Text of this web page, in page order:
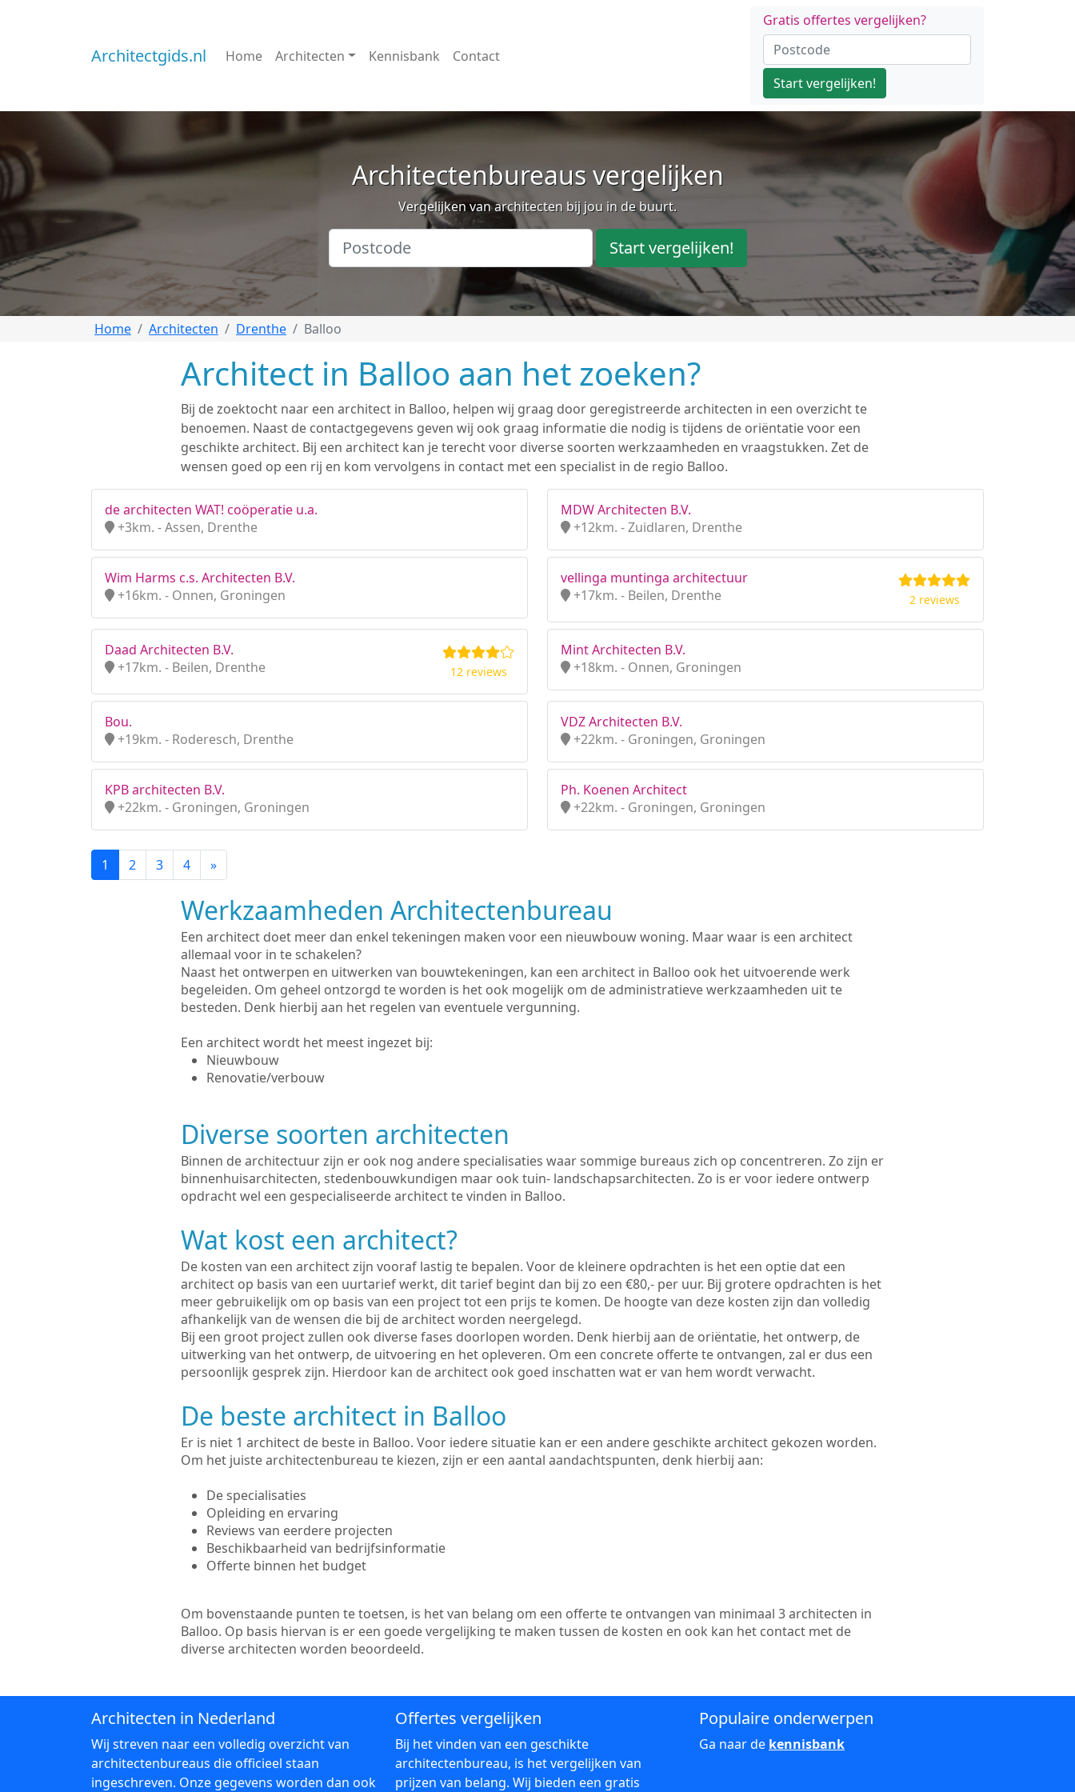
Architectgids.nl Home Architecten Kennisbank Contact
Gratis offertes vergelijken?
Start vergelijken!
Architectenbureaus vergelijken
Vergelijken van architecten bij jou in de buurt.
Start vergelijken!
Home Architecten Drenthe Balloo
Architect in Balloo aan het zoeken?
Bij de zoektocht naar een architect in Balloo, helpen wij graag door geregistreerde architecten in een overzicht te
benoemen. Naast de contactgegevens geven wij ook graag informatie die nodig is tijdens de oriëntatie voor een
geschikte architect. Bij een architect kan je terecht voor diverse soorten werkzaamheden en vraagstukken. Zet de
wensen goed op een rij en kom vervolgens in contact met een specialist in de regio Balloo.
de architecten WAT! coöperatie u.a.
+3km. - Assen, Drenthe
MDW Architecten B.V.
+12km. - Zuidlaren, Drenthe
Wim Harms c.s. Architecten B.V.
+16km. - Onnen, Groningen
vellinga muntinga architectuur
+17km. - Beilen, Drenthe
2 reviews
Daad Architecten B.V.
+17km. - Beilen, Drenthe
12 reviews
Mint Architecten B.V.
+18km. - Onnen, Groningen
Bou.
+19km. - Roderesch, Drenthe
VDZ Architecten B.V.
+22km. - Groningen, Groningen
KPB architecten B.V.
+22km. - Groningen, Groningen
Ph. Koenen Architect
+22km. - Groningen, Groningen
1 2 3 4 »
Werkzaamheden Architectenbureau
Een architect doet meer dan enkel tekeningen maken voor een nieuwbouw woning. Maar waar is een architect
allemaal voor in te schakelen?
Naast het ontwerpen en uitwerken van bouwtekeningen, kan een architect in Balloo ook het uitvoerende werk
begeleiden. Om geheel ontzorgd te worden is het ook mogelijk om de administratieve werkzaamheden uit te
besteden. Denk hierbij aan het regelen van eventuele vergunning.
Een architect wordt het meest ingezet bij:
Nieuwbouw
Renovatie/verbouw
Diverse soorten architecten
Binnen de architectuur zijn er ook nog andere specialisaties waar sommige bureaus zich op concentreren. Zo zijn er
binnenhuisarchitecten, stedenbouwkundigen maar ook tuin- landschapsarchitecten. Zo is er voor iedere ontwerp
opdracht wel een gespecialiseerde architect te vinden in Balloo.
Wat kost een architect?
De kosten van een architect zijn vooraf lastig te bepalen. Voor de kleinere opdrachten is het een optie dat een
architect op basis van een uurtarief werkt, dit tarief begint dan bij zo een €80,- per uur. Bij grotere opdrachten is het
meer gebruikelijk om op basis van een project tot een prijs te komen. De hoogte van deze kosten zijn dan volledig
afhankelijk van de wensen die bij de architect worden neergelegd.
Bij een groot project zullen ook diverse fases doorlopen worden. Denk hierbij aan de oriëntatie, het ontwerp, de
uitwerking van het ontwerp, de uitvoering en het opleveren. Om een concrete offerte te ontvangen, zal er dus een
persoonlijk gesprek zijn. Hierdoor kan de architect ook goed inschatten wat er van hem wordt verwacht.
De beste architect in Balloo
Er is niet 1 architect de beste in Balloo. Voor iedere situatie kan er een andere geschikte architect gekozen worden.
Om het juiste architectenbureau te kiezen, zijn er een aantal aandachtspunten, denk hierbij aan:
De specialisaties
Opleiding en ervaring
Reviews van eerdere projecten
Beschikbaarheid van bedrijfsinformatie
Offerte binnen het budget
Om bovenstaande punten te toetsen, is het van belang om een offerte te ontvangen van minimaal 3 architecten in
Balloo. Op basis hiervan is er een goede vergelijking te maken tussen de kosten en ook kan het contact met de
diverse architecten worden beoordeeld.
Architecten in Nederland
Wij streven naar een volledig overzicht van
architectenbureaus die officieel staan
ingeschreven. Onze gegevens worden dan ook
Offertes vergelijken
Bij het vinden van een geschikte
architectenbureau, is het vergelijken van
prijzen van belang. Wij bieden een gratis
Populaire onderwerpen
Ga naar de kennisbank